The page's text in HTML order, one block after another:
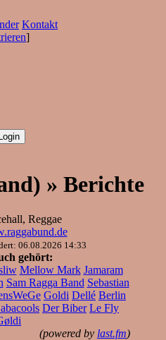
Kontakt
]
» Berichte
Reggae
06.08.2026 14:33
gehört:
Mellow Mark Jamaram
Sam Ragga Band Sebastian
Goldi Dellé Berlin
Der Biber Le Fly
(powered by last.fm)